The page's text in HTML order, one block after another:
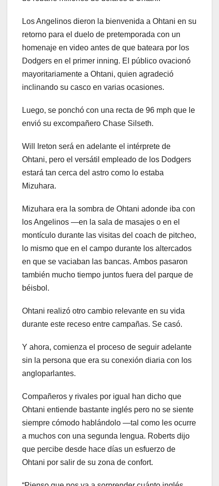
Los Angelinos dieron la bienvenida a Ohtani en su
retorno para el duelo de pretemporada con un
homenaje en video antes de que bateara por los
Dodgers en el primer inning. El público ovacionó
mayoritariamente a Ohtani, quien agradeció
inclinando su casco en varias ocasiones.
Luego, se ponchó con una recta de 96 mph que le
envió su excompañero Chase Silseth.
Will Ireton será en adelante el intérprete de
Ohtani, pero el versátil empleado de los Dodgers
estará tan cerca del astro como lo estaba
Mizuhara.
Mizuhara era la sombra de Ohtani adonde iba con
los Angelinos —en la sala de masajes o en el
montículo durante las visitas del coach de pitcheo,
lo mismo que en el campo durante los altercados
en que se vaciaban las bancas. Ambos pasaron
también mucho tiempo juntos fuera del parque de
béisbol.
Ohtani realizó otro cambio relevante en su vida
durante este receso entre campañas. Se casó.
Y ahora, comienza el proceso de seguir adelante
sin la persona que era su conexión diaria con los
angloparlantes.
Compañeros y rivales por igual han dicho que
Ohtani entiende bastante inglés pero no se siente
siempre cómodo hablándolo —tal como les ocurre
a muchos con una segunda lengua. Roberts dijo
que percibe desde hace días un esfuerzo de
Ohtani por salir de su zona de confort.